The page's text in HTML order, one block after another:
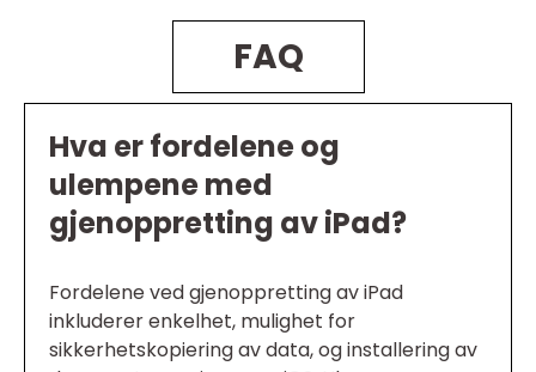
FAQ
Hva er fordelene og
ulempene med
gjenoppretting av iPad?
Fordelene ved gjenoppretting av iPad
inkluderer enkelhet, mulighet for
sikkerhetskopiering av data, og installering av